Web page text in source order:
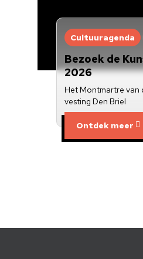
Cultuuragenda
Bezoek de
2026
Het Montmartre van
vesting Den Briel
Ontdek meer